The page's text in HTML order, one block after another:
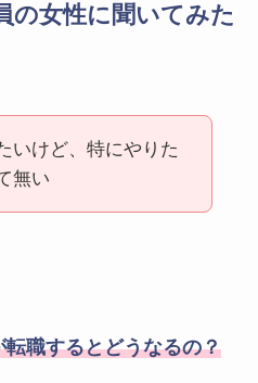
の女性に聞いてみた
いけど、特にやりた
無い
職するとどうなるの？